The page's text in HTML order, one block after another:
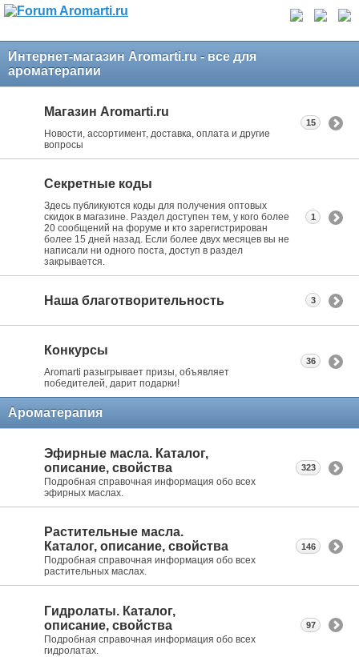
Интернет-магазин Aromarti.ru - все для
ароматерапии
Магазин Aromarti.ru
Новости, ассортимент, доставка, оплата и другие
вопросы
15
Секретные коды
Здесь публикуются коды для получения оптовых
скидок в магазине. Раздел доступен тем, у кого более
20 сообщений на форуме и кто зарегистрирован
более 15 дней назад. Если более двух месяцев вы не
написали ни одного поста, доступ в раздел
закрывается.
1
Наша благотворительность 3
Конкурсы
Aromarti разыгрывает призы, объявляет
победителей, дарит подарки!
36
Ароматерапия
Эфирные масла. Каталог,
описание, свойства
Подробная справочная информация обо всех
эфирных маслах.
323
Растительные масла.
Каталог, описание, свойства
Подробная справочная информация обо всех
растительных маслах.
146
Гидролаты. Каталог,
описание, свойства
Подробная справочная информация обо всех
гидролатах.
97